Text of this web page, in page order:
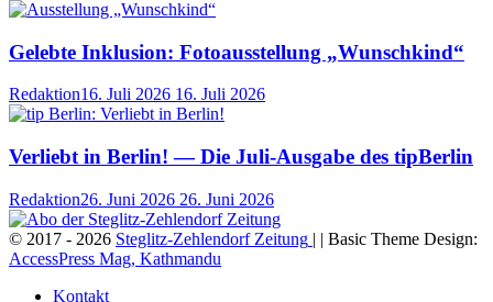
Gelebte Inklusion: Fotoausstellung „Wunschkind“
Redaktion16. Juli 2026 16. Juli 2026
Verliebt in Berlin! — Die Juli-Ausgabe des tipBerlin
Redaktion26. Juni 2026 26. Juni 2026
© 2017 - 2026 Steglitz-Zehlendorf Zeitung | | Basic Theme Design:
AccessPress Mag, Kathmandu
Kontakt